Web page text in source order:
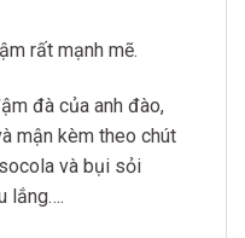
rất mạnh mẽ.
đà của anh đào,
mận kèm theo chút
và bụi sỏi
lắng….